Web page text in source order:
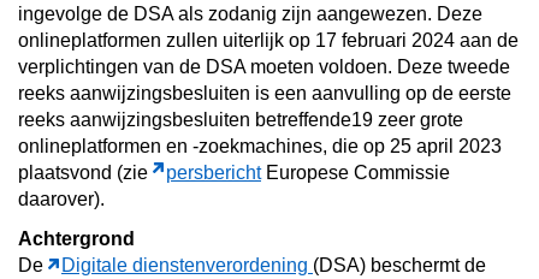
ingevolge de DSA als zodanig zijn aangewezen. Deze
onlineplatformen zullen uiterlijk op 17 februari 2024 aan de
verplichtingen van de DSA moeten voldoen. Deze tweede
reeks aanwijzingsbesluiten is een aanvulling op de eerste
reeks aanwijzingsbesluiten betreffende19 zeer grote
onlineplatformen en -zoekmachines, die op 25 april 2023
plaatsvond (zie
persberichtEuropese Commissie
daarover).
Achtergrond
De
Digitale dienstenverordening (DSA) beschermt de